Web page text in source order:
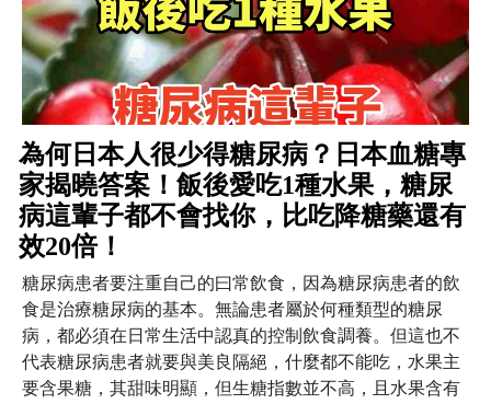
為何日本人很少得糖尿病？日本血糖專
家揭曉答案！飯後愛吃1種水果，糖尿
病這輩子都不會找你，比吃降糖藥還有
效20倍！
糖尿病患者要注重自己的曰常飲食，因為糖尿病患者的飲
食是治療糖尿病的基本。無論患者屬於何種類型的糖尿
病，都必須在日常生活中認真的控制飲食調養。但這也不
代表糖尿病患者就要與美良隔絕，什麼都不能吃，水果主
要含果糖，其甜味明顯，但生糖指數並不高，且水果含有